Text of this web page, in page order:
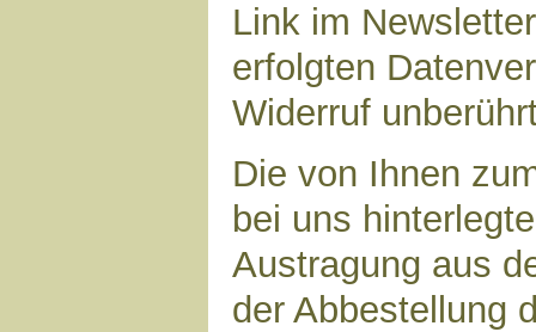
Link im
erfolgten
Widerruf
Die von Ihnen
bei uns
Austragung aus
der Abbestellung